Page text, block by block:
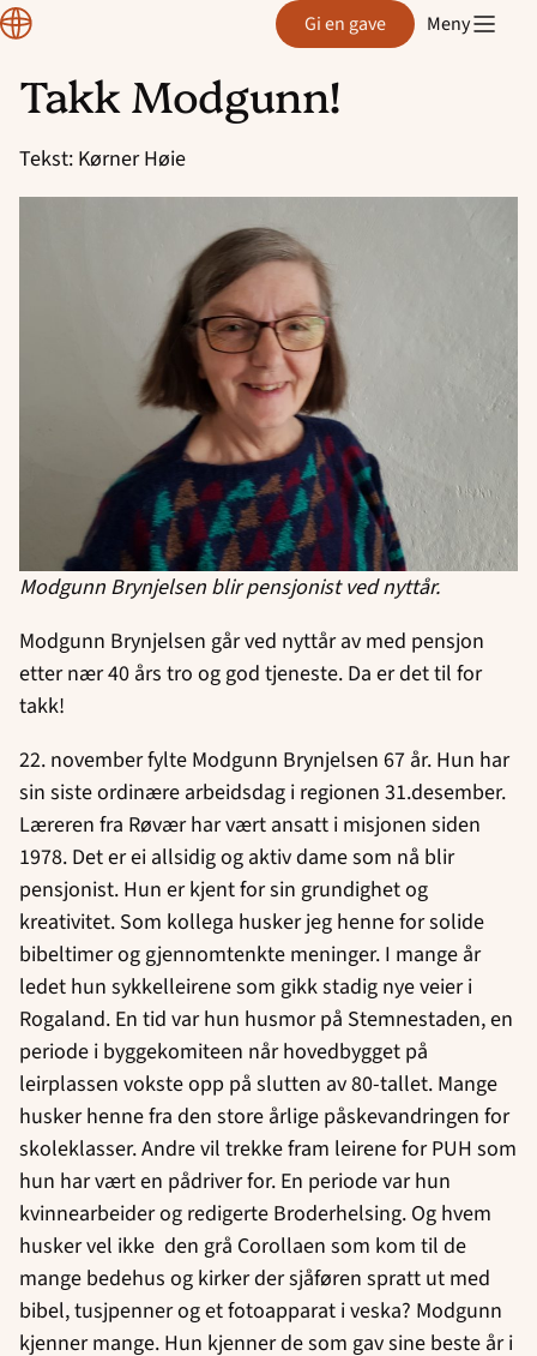
Hopp
innhold
Region
Rogaland Gi en gave Meny
Takk Modgunn!
Tekst: Kørner Høie
Modgunn Brynjelsen blir pensjonist ved nyttår.
Modgunn Brynjelsen går ved nyttår av med pensjon
etter nær 40 års tro og god tjeneste. Da er det til for
takk!
22. november fylte Modgunn Brynjelsen 67 år. Hun har
sin siste ordinære arbeidsdag i regionen 31.desember.
Læreren fra Røvær har vært ansatt i misjonen siden
1978. Det er ei allsidig og aktiv dame som nå blir
pensjonist. Hun er kjent for sin grundighet og
kreativitet. Som kollega husker jeg henne for solide
bibeltimer og gjennomtenkte meninger. I mange år
ledet hun sykkelleirene som gikk stadig nye veier i
Rogaland. En tid var hun husmor på Stemnestaden, en
periode i byggekomiteen når hovedbygget på
leirplassen vokste opp på slutten av 80-tallet. Mange
husker henne fra den store årlige påskevandringen for
skoleklasser. Andre vil trekke fram leirene for PUH som
hun har vært en pådriver for. En periode var hun
kvinnearbeider og redigerte Broderhelsing. Og hvem
husker vel ikke den grå Corollaen som kom til de
mange bedehus og kirker der sjåføren spratt ut med
bibel, tusjpenner og et fotoapparat i veska? Modgunn
kjenner mange. Hun kjenner de som gav sine beste år i